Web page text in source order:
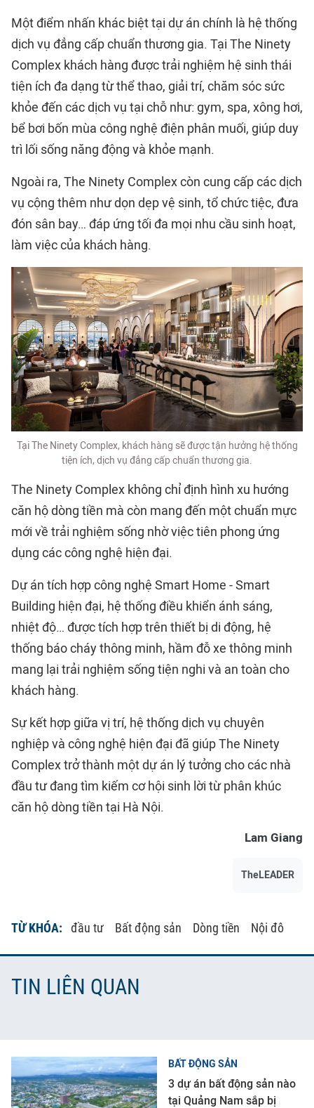
Một điểm nhấn khác biệt tại dự án chính là hệ thống
dịch vụ đẳng cấp chuẩn thương gia. Tại The Ninety
Complex khách hàng được trải nghiệm hệ sinh thái
tiện ích đa dạng từ thể thao, giải trí, chăm sóc sức
khỏe đến các dịch vụ tại chỗ như: gym, spa, xông hơi,
bể bơi bốn mùa công nghệ điện phân muối, giúp duy
trì lối sống năng động và khỏe mạnh.
Ngoài ra, The Ninety Complex còn cung cấp các dịch
vụ cộng thêm như dọn dẹp vệ sinh, tổ chức tiệc, đưa
đón sân bay… đáp ứng tối đa mọi nhu cầu sinh hoạt,
làm việc của khách hàng.
Tại The Ninety Complex, khách hàng sẽ được tận hưởng hệ thống
tiện ích, dịch vụ đẳng cấp chuẩn thương gia.
The Ninety Complex không chỉ định hình xu hướng
căn hộ dòng tiền mà còn mang đến một chuẩn mực
mới về trải nghiệm sống nhờ việc tiên phong ứng
dụng các công nghệ hiện đại.
Dự án tích hợp công nghệ Smart Home - Smart
Building hiện đại, hệ thống điều khiển ánh sáng,
nhiệt độ… được tích hợp trên thiết bị di động, hệ
thống báo cháy thông minh, hầm đỗ xe thông minh
mang lại trải nghiệm sống tiện nghi và an toàn cho
khách hàng.
Sự kết hợp giữa vị trí, hệ thống dịch vụ chuyên
nghiệp và công nghệ hiện đại đã giúp The Ninety
Complex trở thành một dự án lý tưởng cho các nhà
đầu tư đang tìm kiếm cơ hội sinh lời từ phân khúc
căn hộ dòng tiền tại Hà Nội.
Lam Giang
TheLEADER
TỪ KHÓA: đầu tư Bất động sản Dòng tiền Nội đô
TIN LIÊN QUAN
BẤT ĐỘNG SẢN
3 dự án bất động sản nào
tại Quảng Nam sắp bị